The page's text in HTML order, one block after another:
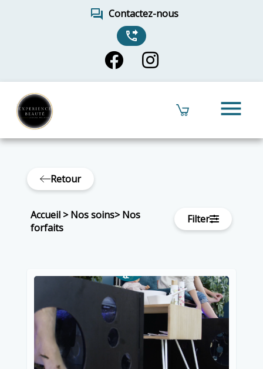
forum Contactez-nous
phone_forwarded
menu
Retour
Accueil >Nos soins>Nos
forfaits
Filter